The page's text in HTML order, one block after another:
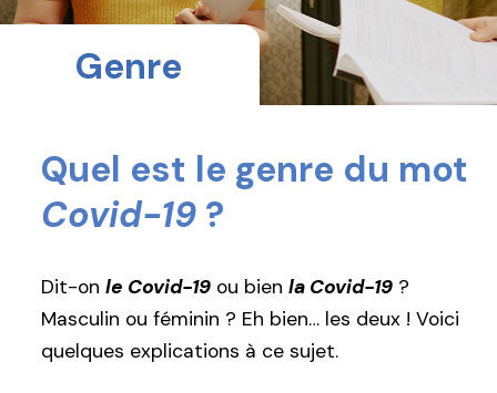
Genre
Quel est le genre du mot
Covid-19 ?
Dit-on le Covid-19 ou bien la Covid-19 ?
Masculin ou féminin ? Eh bien… les deux ! Voici
quelques explications à ce sujet.